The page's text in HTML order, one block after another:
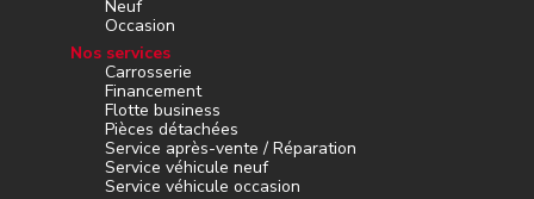
Neuf
Occasion
Nos services
Carrosserie
Financement
Flotte business
Pièces détachées
Service après-vente / Réparation
Service véhicule neuf
Service véhicule occasion